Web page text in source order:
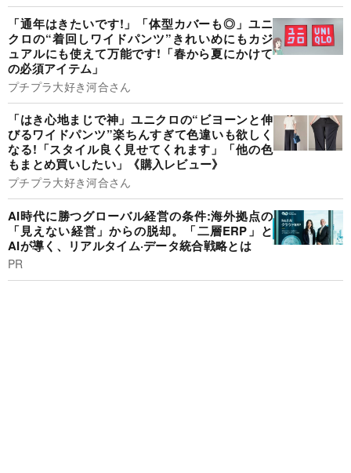
「通年はきたいです!」「体型カバーも◎」ユニ
クロの“着回しワイドパンツ”きれいめにもカジ
ュアルにも使えて万能です!「春から夏にかけて
の必須アイテム」
プチプラ大好き河合さん
「はき心地まじで神」ユニクロの“ビヨーンと伸
びるワイドパンツ”楽ちんすぎて色違いも欲しく
なる!「スタイル良く見せてくれます」「他の色
もまとめ買いしたい」《購入レビュー》
プチプラ大好き河合さん
AI時代に勝つグローバル経営の条件:海外拠点の
「見えない経営」からの脱却。「二層ERP」と
AIが導く、リアルタイム·データ統合戦略とは
PR